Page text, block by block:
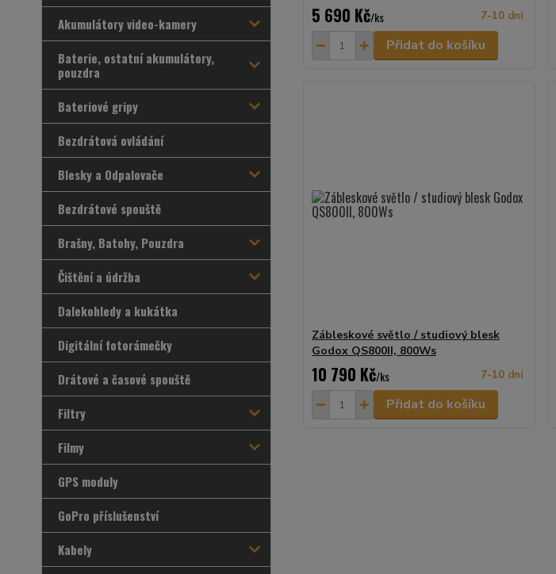
Akumulátory video-kamery
Baterie, ostatní akumulátory,
pouzdra
Bateriové gripy
Bezdrátová ovládání
Blesky a Odpalovače
Bezdrátové spouště
Brašny, Batohy, Pouzdra
Čištění a údržba
Dalekohledy a kukátka
Digitální fotorámečky
Drátové a časové spouště
Filtry
Filmy
GPS moduly
GoPro příslušenství
Kabely
5 690 Kč/ks 7-10 dní
Přidat do košíku
Zábleskové světlo / studiový blesk
Godox QS800II, 800Ws
10 790 Kč/ks 7-10 dní
Přidat do košíku